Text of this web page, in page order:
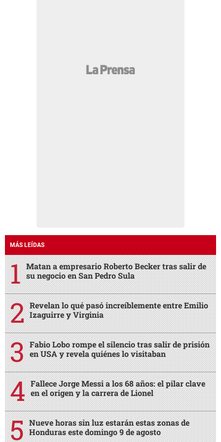
MÁS LEÍDAS
Matan a empresario Roberto Becker tras salir de
su negocio en San Pedro Sula
Revelan lo qué pasó increíblemente entre Emilio
Izaguirre y Virginia
Fabio Lobo rompe el silencio tras salir de prisión
en USA y revela quiénes lo visitaban
Fallece Jorge Messi a los 68 años: el pilar clave
en el origen y la carrera de Lionel
Nueve horas sin luz estarán estas zonas de
Honduras este domingo 9 de agosto